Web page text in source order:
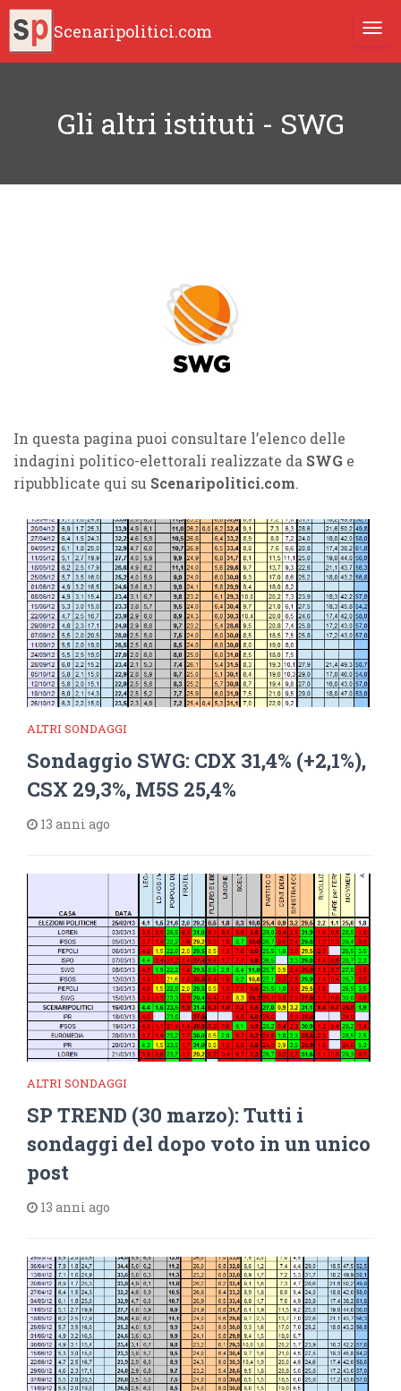
Scenaripolitici.com
Gli altri istituti - SWG
In questa pagina puoi consultare l’elenco delle
indagini politico-elettorali realizzate da SWG e
ripubblicate qui su Scenaripolitici.com.
ALTRI SONDAGGI
Sondaggio SWG: CDX 31,4% (+2,1%),
CSX 29,3%, M5S 25,4%
13 anni ago
ALTRI SONDAGGI
SP TREND (30 marzo): Tutti i
sondaggi del dopo voto in un unico
post
13 anni ago